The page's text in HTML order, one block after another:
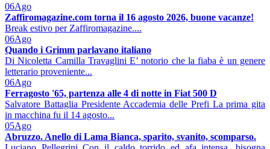
06Ago
Zaffiromagazine.com torna il 16 agosto 2026, buone vacanze!
Break estivo per Zaffiromagazine....
06Ago
Quando i Grimm parlavano italiano
Di Nicoletta Camilla Travaglini E’ notorio che la fiaba è un genere
letterario proveniente...
06Ago
Ferragosto '65, partenza alle 4 di notte in Fiat 500 D
Salvatore Battaglia Presidente Accademia delle Prefi La prima gita
in macchina fu il 14 agosto...
05Ago
Abruzzo. Anello di Lama Bianca, sparito, svanito, scomparso.